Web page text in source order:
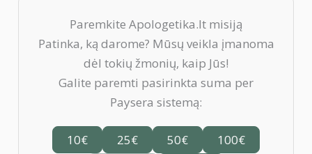
Paremkite Apologetika.lt misiją
Patinka, ką darome? Mūsų veikla įmanoma
dėl tokių žmonių, kaip Jūs!
Galite paremti pasirinkta suma per
Paysera sistemą:
10€ 25€ 50€
100€